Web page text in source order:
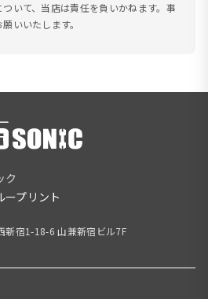
いて、当店は責任を負いかねます。事
いいたします。
ク
ープリント
新宿1-18-6 山兼新宿ビル7F